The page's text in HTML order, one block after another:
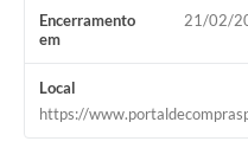
Encerramento
em
21/02/
Local
https://